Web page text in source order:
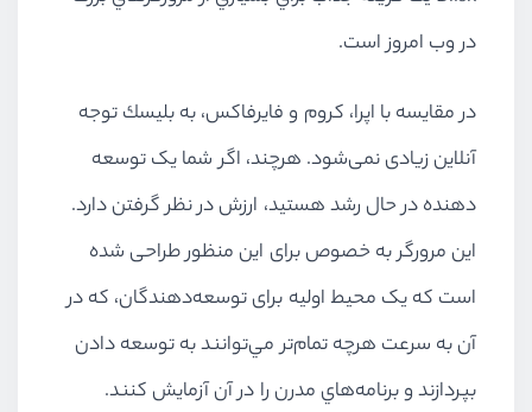
در وب امروز است.
در مقايسه با اپرا، كروم و فايرفاكس، به بليسك توجه
آنلاین زیادی نمی‌شود. هرچند، اگر شما یک توسعه
دهنده در حال رشد هستید، ارزش در نظر گرفتن دارد.
این مرورگر به خصوص برای این منظور طراحی شده
است که یک محیط اولیه برای توسعه‌دهندگان، كه در
آن به سرعت هرچه تمام‌تر مي‌توانند به توسعه دادن
بپردازند و برنامه‌هاي مدرن را در آن آزمايش كنند.